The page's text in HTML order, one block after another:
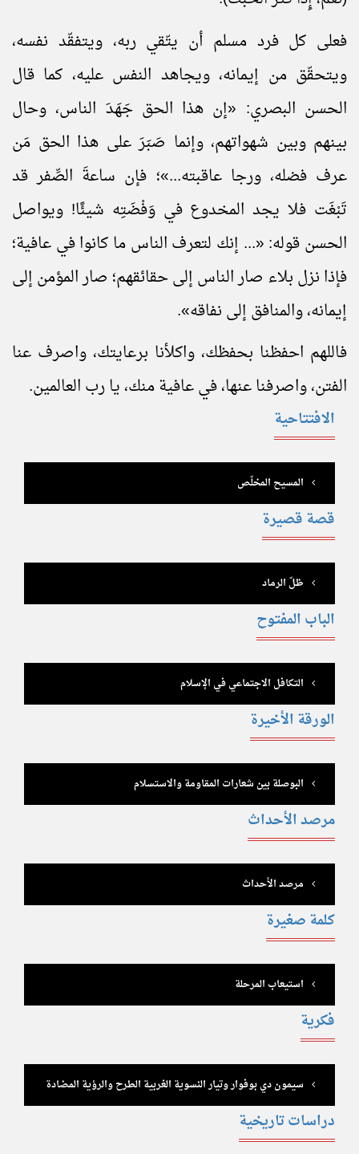
فعلى كل فرد مسلم أن يتّقي ربه، ويتفقّد نفسه،
ويتحقّق من إيمانه، ويجاهد النفس عليه، كما قال
الحسن البصري: «إن هذا الحق جَهَدَ الناس، وحال
بينهم وبين شهواتهم، وإنما صَبَرَ على هذا الحق مَن
عرف فضله، ورجا عاقبته...»؛ فإن ساعةَ الصِّفر قد
تَبْغَت فلا يجد المخدوع في وَفْضَتِه شيئًا! ويواصل
الحسن قوله: «... إنك لتعرف الناس ما كانوا في عافية؛
فإذانزلبلاء صار الناس إلى حقائقهم؛ صار المؤمن إلى
إيمانه، والمنافق إلى نفاقه».
فاللهم احفظنا بحفظك، واكلأنا برعايتك، واصرف عنا
الفتن، واصرفنا عنها، في عافية منك، يا رب العالمين.
الافتتاحية
المسيح المخلّص
قصة قصيرة
ظلّ الرماد
الباب المفتوح
التكافل الاجتماعي في الإسلام
الورقة الأخيرة
البوصلة بين شعارات المقاومة والاستسلام
مرصد الأحداث
مرصد الأحداث
كلمة صغيرة
استيعاب المرحلة
فكرية
سيمون دي بوفوار وتيار النسوية الغربية الطرح والرؤية المضادة
دراسات تاريخية